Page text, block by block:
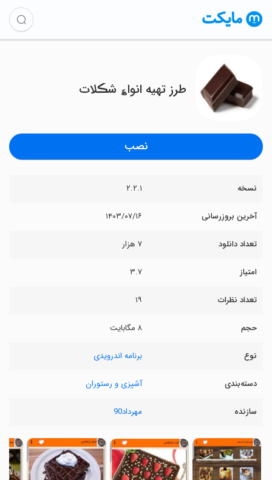
طرز تهیه انوا؏ شڪلات
نصب
نسخه ۲.۲.۱
آخرین بروزرسانی ۱۴۰۳/۰۷/۱۶
تعداد دانلود ۷ هزار
امتیاز ۳.۷
تعداد نظرات ۱۹
حجم ۸ مگابایت
نوع برنامه اندرویدی
دسته‌بندی آشپزی و رستوران
سازنده مهرداد90